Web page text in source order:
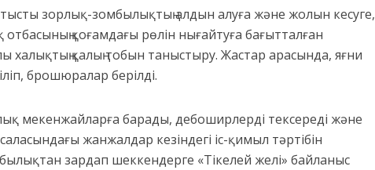
зорлық-зомбылықтың алдын алуға және жолын кесуге,
қоғамдағы рөлін нығайтуға бағытталған
қалың тобын таныстыру. Жастар арасында, яғни
брошюралар берілді.
мекенжайларға барады, дебоширлерді тексереді және
жанжалдар кезіндегі іс-қимыл тәртібін
зардап шеккендерге «Тікелей желі» байланыс